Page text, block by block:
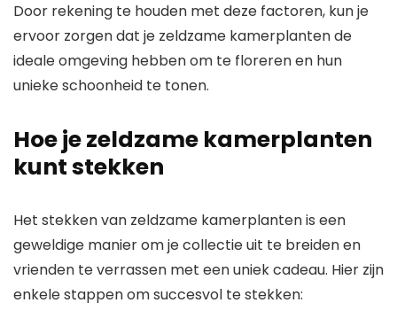
Door rekening te houden met deze factoren, kun je
ervoor zorgen dat je zeldzame kamerplanten de
ideale omgeving hebben om te floreren en hun
unieke schoonheid te tonen.
Hoe je zeldzame kamerplanten
kunt stekken
Het stekken van zeldzame kamerplanten is een
geweldige manier om je collectie uit te breiden en
vrienden te verrassen met een uniek cadeau. Hier zijn
enkele stappen om succesvol te stekken: